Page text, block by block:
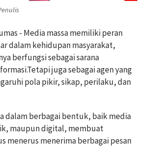
- Media massa memiliki peran
dalam kehidupan masyarakat,
berfungsi sebagai sarana
juga sebagai agen yang
pola pikir, sikap, perilaku, dan
dalam berbagai bentuk, baik media
maupun digital, membuat
menerus menerima berbagai pesan